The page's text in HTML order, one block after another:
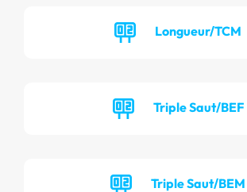
Longueur/TCM
Triple Saut/BEF
Triple Saut/BEM